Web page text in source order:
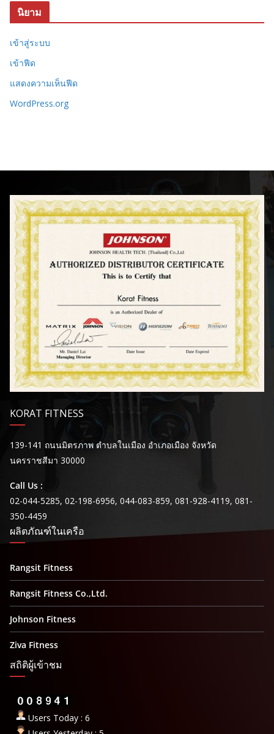
นิยาม
เข้าสู่ระบบ
เข้าฟีด
แสดงความเห็นฟีด
WordPress.org
KORAT FITNESS
139-141 ถนนมิตรภาพ ตำบลในเมือง อำเภอเมือง จังหวัด
นครราชสีมา 30000
Call Us :
02-044-5285, 02-198-6956, 044-083-859, 081-928-4119, 081-
350-4459
ผลิตภัณฑ์ในเครือ
Rangsit Fitness
Rangsit Fitness Co.,Ltd.
Johnson Fitness
Ziva Fitness
สถิติผู้เข้าชม
Users Today : 6